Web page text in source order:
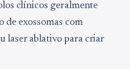
clínicos geralmente
de exossomas com
laser ablativo para criar